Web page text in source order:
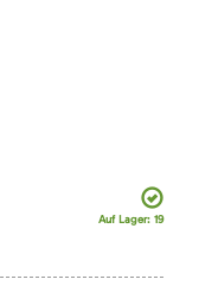
Auf Lager: 19